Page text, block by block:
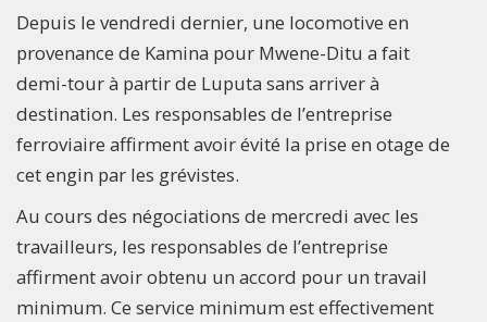
Depuis le vendredi dernier, une locomotive en
provenance de Kamina pour Mwene-Ditu a fait
demi-tour à partir de Luputa sans arriver à
destination. Les responsables de l’entreprise
ferroviaire affirment avoir évité la prise en otage de
cet engin par les grévistes.
Au cours des négociations de mercredi avec les
travailleurs, les responsables de l’entreprise
affirment avoir obtenu un accord pour un travail
minimum. Ce service minimum est effectivement